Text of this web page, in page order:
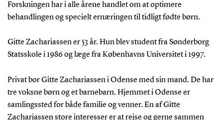
Forskningen har i alle årene handlet om at optimere
behandlingen og specielt ernæringen til tidligt fødte børn.
Gitte Zachariassen er 53 år. Hun blev student fra Sønderborg
Statsskole i 1986 og læge fra Københavns Universitet i 1997.
Privat bor Gitte Zachariassen i Odense med sin mand. De har
tre voksne børn og et barnebarn. Hjemmet i Odense er
samlingssted for både familie og venner. En af Gitte
Zachariassen store interesser er at rejse og gerne sammen